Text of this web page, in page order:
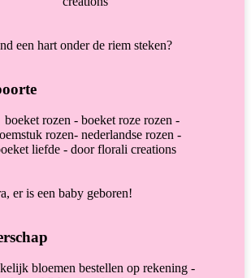
een hart onder de riem steken?
er is een baby geboren!